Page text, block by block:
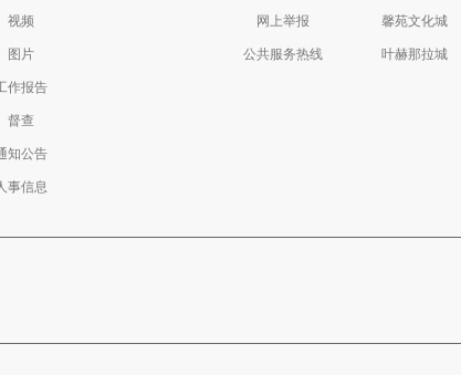
视频
图片
作报告
督查
知公告
事信息
网上举报
公共服务热线
馨苑文化城
叶赫那拉城